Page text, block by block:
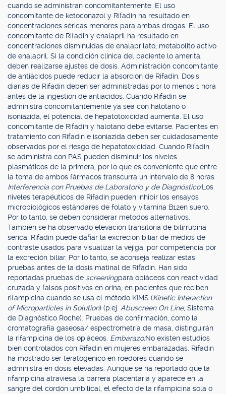
cuando se administran concomitantemente. El uso
concomitante de ketoconazol y Rifadin ha resultado en
concentraciones séricas menores para ambas drogas. El uso
concomitante de Rifadin y enalapril ha resultado en
concentraciones disminuidas de enalaprilato, metabolito activo
de enalapril. Si la condición clínica del paciente lo amerita,
deben realizarse ajustes de dosis. Administración concomitante
de antiácidos puede reducir la absorción de Rifadin. Dosis
diarias de Rifadin deben ser administradas por lo menos 1 hora
antes de la ingestión de antiácidos. Cuando Rifadin se
administra concomitantemente ya sea con halotano o
isoniazida, el potencial de hepatotoxicidad aumenta. El uso
concomitante de Rifadin y halotano debe evitarse. Pacientes en
tratamiento con Rifadin e isoniazida deben ser cuidadosamente
observados por el riesgo de hepatotoxicidad. Cuando Rifadin
se administra con PAS pueden disminuir los niveles
plasmáticos de la primera, por lo que es conveniente que entre
la toma de ambos fármacos transcurra un intervalo de 8 horas.
Interferencia con Pruebas de Laboratorio y de Diagnóstico:Los
niveles terapéuticos de Rifadin pueden inhibir los ensayos
microbiológicos estándares de folato y vitamina B12en suero.
Por lo tanto, se deben considerar métodos alternativos.
También se ha observado elevación transitoria de bilirrubina
sérica. Rifadin puede dañar la excreción biliar de medios de
contraste usados para visualizar la vejiga, por competencia por
la excreción biliar. Por lo tanto, se aconseja realizar estas
pruebas antes de la dosis matinal de Rifadin. Han sido
reportadas pruebas de screeningpara opiáceos con reactividad
cruzada y falsos positivos en orina, en pacientes que reciben
rifampicina cuando se usa el método KIMS (Kinetic Interaction
of Microparticles in Solution) (p.ej. Abuscreen On Line; Sistema
de Diagnóstico Roche). Pruebas de confirmación, como la
cromatografía gaseosa/ espectrometría de masa, distinguirán
la rifampicina de los opiáceos. Embarazo:No existen estudios
bien controlados con Rifadin en mujeres embarazadas. Rifadin
ha mostrado ser teratogénico en roedores cuando se
administra en dosis elevadas. Aunque se ha reportado que la
rifampicina atraviesa la barrera placentaria y aparece en la
sangre del cordón umbilical, el efecto de la rifampicina sola o